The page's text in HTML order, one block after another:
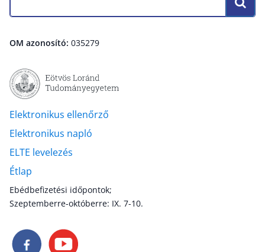
OM azonosító: 035279
Elektronikus ellenőrző
Elektronikus napló
ELTE levelezés
Étlap
Ebédbefizetési időpontok;
Szeptemberre-októberre: IX. 7-10.